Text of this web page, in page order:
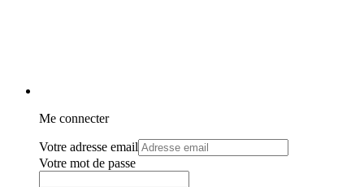
Me connecter
Votre adresse email
Votre mot de passe